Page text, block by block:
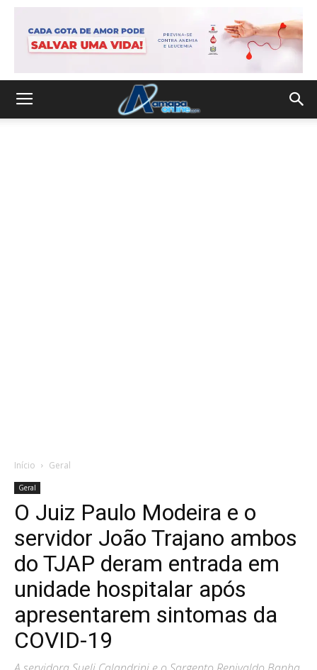
Início Geral
Geral
O Juiz Paulo Modeira e o
servidor João Trajano ambos
do TJAP deram entrada em
unidade hospitalar após
apresentarem sintomas da
COVID-19